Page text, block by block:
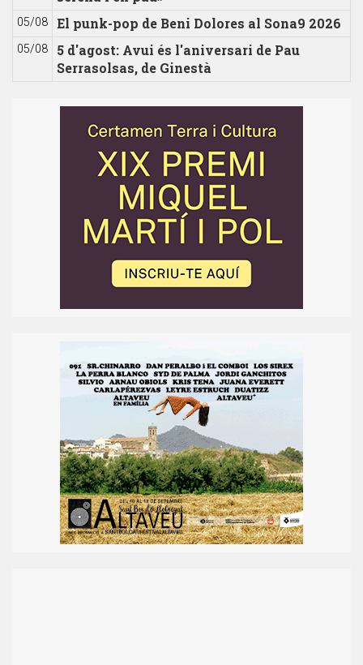
05/08 El punk-pop de Beni Dolores al Sona9 2026
05/08
5 d'agost: Avui és l'aniversari de Pau
Serrasolsas, de Ginestà